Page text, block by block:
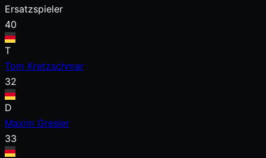
Ersatzspieler
40
T
Tom Kretzschmar
32
D
Maxim Gresler
33